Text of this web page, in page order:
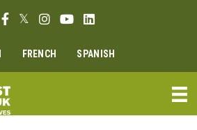
Lien Facebook
Lien Twitter
Lien Instagram
Lien Youtube
Linkedin link
FRENCH SPANISH